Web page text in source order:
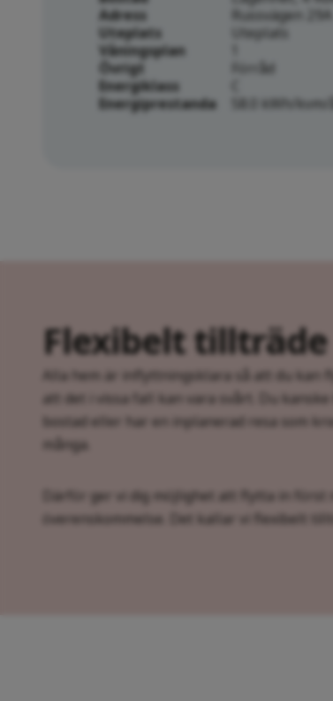
Adress
Russvägen 29A
Uteplats
Uteplats
Våningsplan
Övrigt
Förråd
Energiklass
Energiprestanda
58.0 kWh/kvm/
Flexibelt tillträde
Alla hem är inflyttningsklara så att du kan
att det i vissa fall kan vara svårt. Du
bostad eller har en inplanerad resa som
många.
Därför ger vi dig möjlighet att flytta in först
överenskommelse. Det kallar vi flexibelt